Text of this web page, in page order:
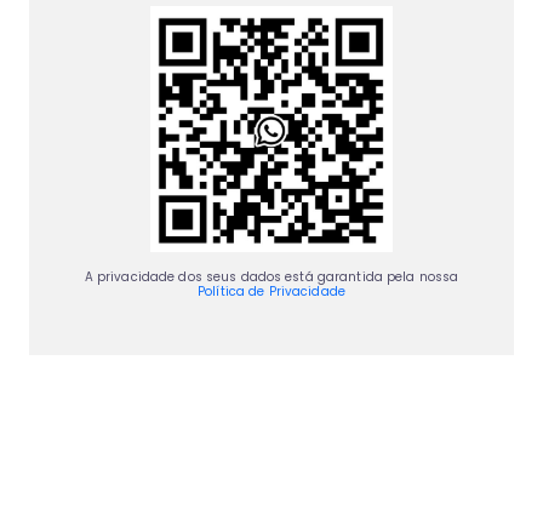
A privacidade dos seus dados está garantida pela nossa
Política de Privacidade